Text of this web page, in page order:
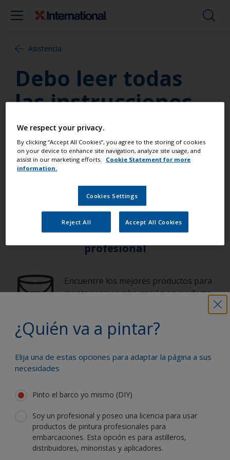
Asistencia
Debo leer todas
las instrucciones
de la etiqueta?
SÍ! Nuestro sistema de la etiqueta ha sido diseñado
en un formato que ofrece instrucciones claras y
las de salud y seguridad, antes de usar el producto,
le ahorrará tiempo en el largo plazo.
¿Quién va a pintar?
Elija una de estas opciones para adaptar la página a sus
necesidades
Pinto el barco yo mismo (DIY)
Soy un profesional y poseo una licencia para usar
productos de pintura profesionales para
embarcaciones. Esta opción es para astilleros,
distribuidores, minoristas y aplicadores.
Pinte su embarcación como un
profesional
Encuentre los mejores productos para
mantener su embarcación en perfecto
Obtenga toda la ayuda necesaria para
pintar con confianza
Benefíciese de nuestra continua
innovación y experiencia científica
We respect your privacy.
By clicking “Accept All Cookies”, you agree to the storing of cookies
on your device to enhance site navigation, analyze site usage, and
assist in our marketing efforts.
Cookie Statement for more
information.
Cookies Settings
Reject All Accept All Cookies